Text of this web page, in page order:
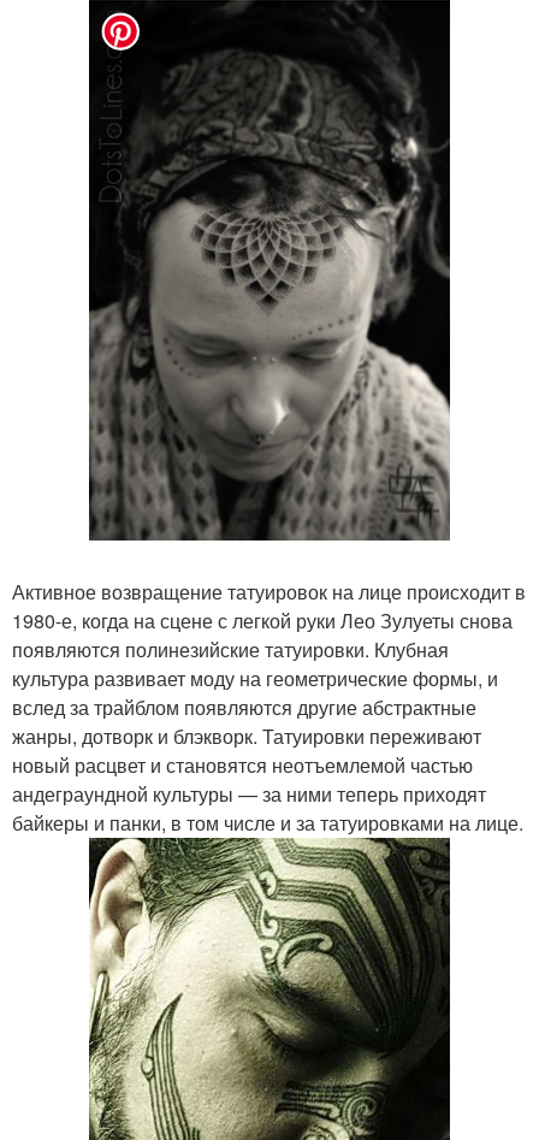
Активное возвращение татуировок на лице происходит в
1980-е, когда на сцене с легкой руки Лео Зулуеты снова
появляются полинезийские татуировки. Клубная
культура развивает моду на геометрические формы, и
вслед за трайблом появляются другие абстрактные
жанры, дотворк и блэкворк. Татуировки переживают
новый расцвет и становятся неотъемлемой частью
андеграундной культуры — за ними теперь приходят
байкеры и панки, в том числе и за татуировками на лице.